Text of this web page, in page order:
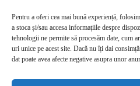
Pentru a oferi cea mai bună experiență,
a stoca și/sau accesa informațiile despre
tehnologii ne permite să procesăm date, cum
uri unice pe acest site. Dacă nu îți dai
dat poate avea afecte negative asupra unor
Drepturi de autor © 2026 Colegiul